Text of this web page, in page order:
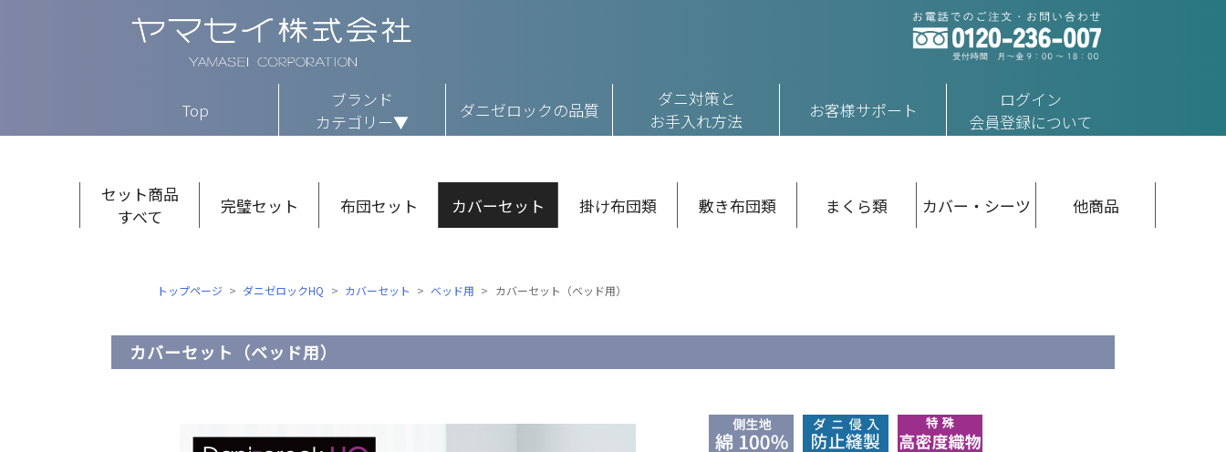
Top
ブランド
カテゴリー▼
ダニゼロックの品質
ダニ対策と
お手入れ方法
お客様サポート
ログイン
会員登録について
セット商品
すべて
完璧セット 布団セット カバーセット 掛け布団類 敷き布団類 まくら類 カバー・シーツ 他商品
トップページ ダニゼロックHQ カバーセット ベッド用 カバーセット（ベッド用）
カバーセット（ベッド用）